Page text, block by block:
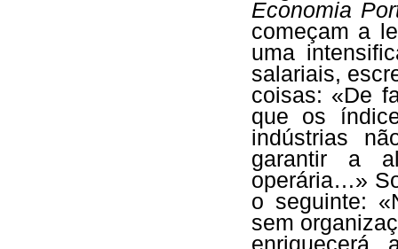
Economia
começam a
uma
salariais,
coisas: «De
que os
indústrias
garantir a
operária…»
o seguinte:
sem
enriquecerá